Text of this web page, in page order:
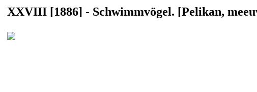
XXVIII [1886] - Schwimmvögel. [Pelikan,